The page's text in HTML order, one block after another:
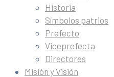
Historia
Símbolos patrios
Prefecto
Viceprefecta
Directores
Misión y Visión